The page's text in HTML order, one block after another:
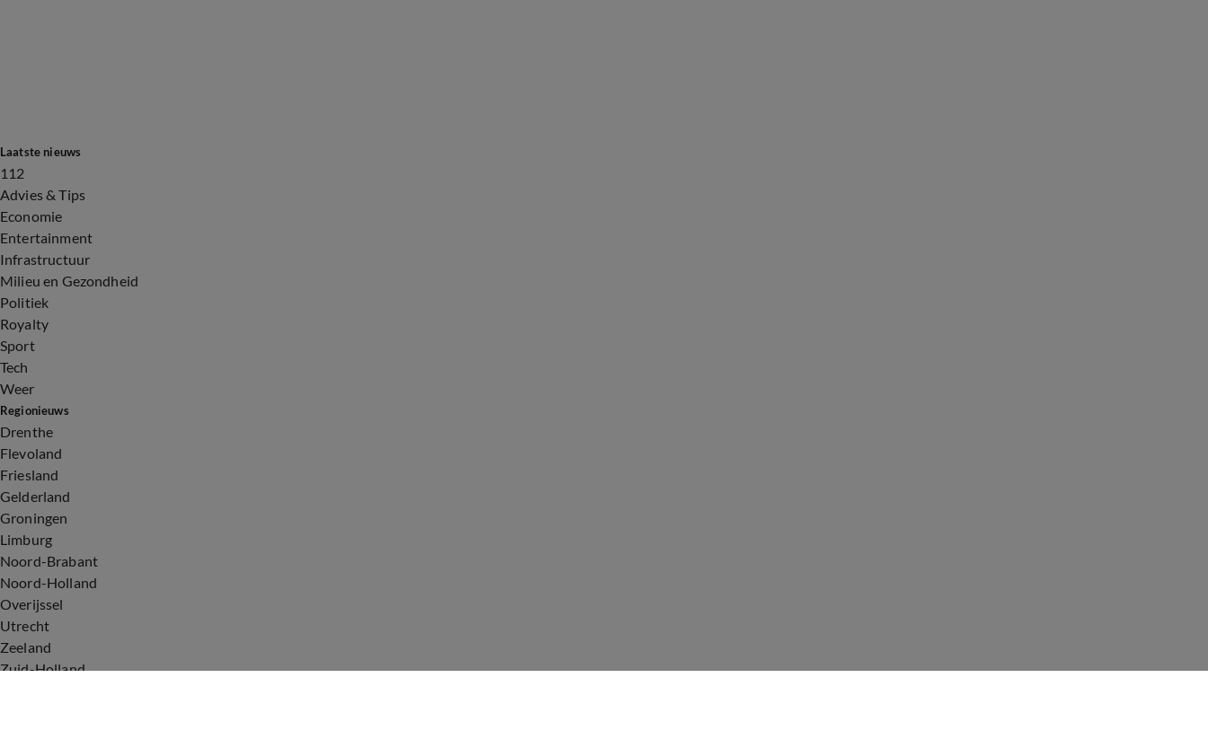
Laatste nieuws
112
Advies & Tips
Economie
Entertainment
Infrastructuur
Milieu en Gezondheid
Politiek
Royalty
Sport
Tech
Weer
Regionieuws
Drenthe
Flevoland
Friesland
Gelderland
Groningen
Limburg
Noord-Brabant
Noord-Holland
Overijssel
Utrecht
Zeeland
Zuid-Holland